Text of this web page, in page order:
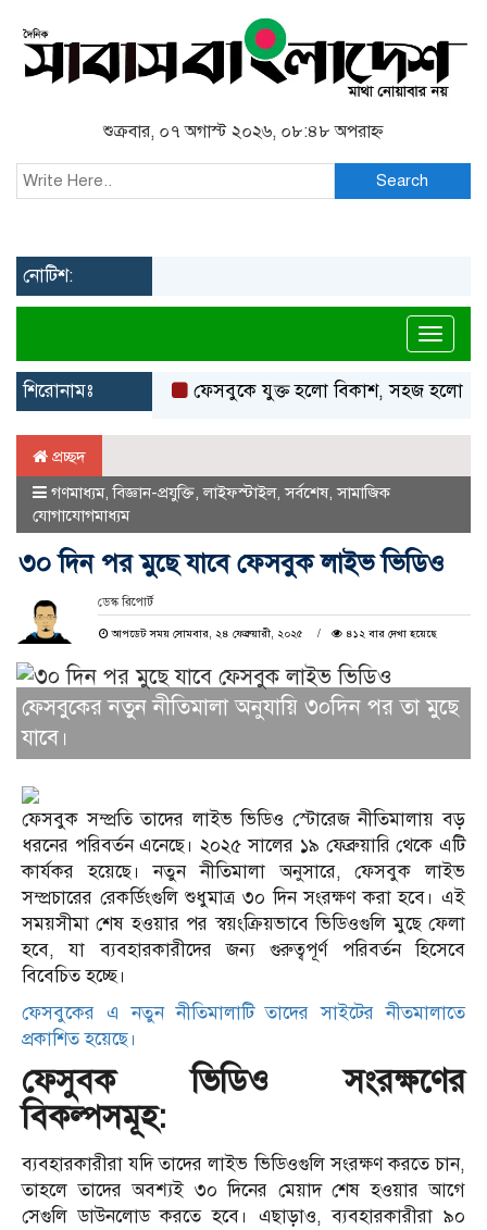
শুক্রবার, ০৭ অগাস্ট ২০২৬, ০৮:৪৮ অপরাহ্ন
Search
নোটিশ:
শিরোনামঃ ফেসবুকে যুক্ত হলো বিকাশ, সহজ হলো ডিজিটাল
প্রচ্ছদ
গণমাধ্যম,বিজ্ঞান-প্রযুক্তি,লাইফস্টাইল,সর্বশেষ,সামাজিক
যোগাযোগমাধ্যম
৩০ দিন পর মুছে যাবে ফেসবুক লাইভ ভিডিও
ডেস্ক রিপোর্ট
আপডেট সময় সোমবার, ২৪ ফেব্রুয়ারী, ২০২৫ ৪১২ বার দেখা হয়েছে
ফেসবুকের নতুন নীতিমালা অনুযায়ি ৩০দিন পর তা মুছে
যাবে।
ফেসবুক সম্প্রতি তাদের লাইভ ভিডিও স্টোরেজ নীতিমালায় বড়
ধরনের পরিবর্তন এনেছে। ২০২৫ সালের ১৯ ফেব্রুয়ারি থেকে এটি
কার্যকর হয়েছে। নতুন নীতিমালা অনুসারে, ফেসবুক লাইভ
সম্প্রচারের রেকর্ডিংগুলি শুধুমাত্র ৩০ দিন সংরক্ষণ করা হবে। এই
সময়সীমা শেষ হওয়ার পর স্বয়ংক্রিয়ভাবে ভিডিওগুলি মুছে ফেলা
হবে, যা ব্যবহারকারীদের জন্য গুরুত্বপূর্ণ পরিবর্তন হিসেবে
বিবেচিত হচ্ছে।
ফেসবুকের এ নতুন নীতিমালাটি তাদের সাইটের নীতমালাতে
প্রকাশিত হয়েছে।
ফেসুবক ভিডিও সংরক্ষণের
বিকল্পসমূহ:
ব্যবহারকারীরা যদি তাদের লাইভ ভিডিওগুলি সংরক্ষণ করতে চান,
তাহলে তাদের অবশ্যই ৩০ দিনের মেয়াদ শেষ হওয়ার আগে
সেগুলি ডাউনলোড করতে হবে। এছাড়াও, ব্যবহারকারীরা ৯০